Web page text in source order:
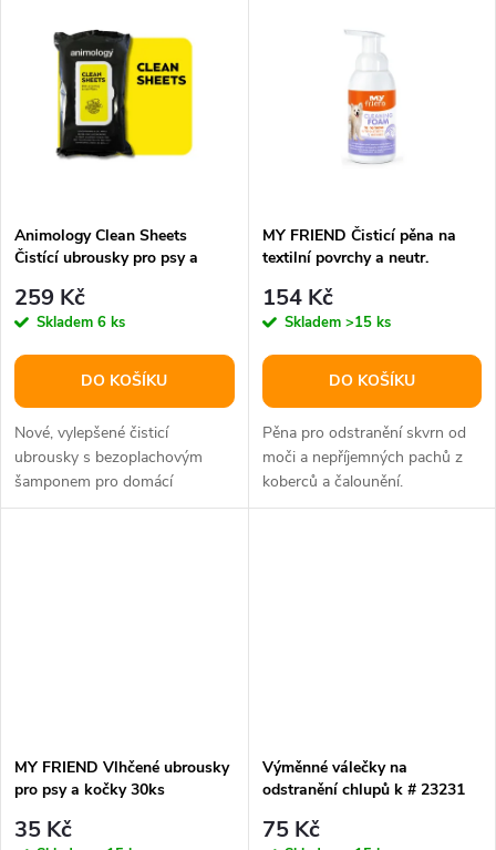
Animology Clean Sheets
Čistící ubrousky pro psy a
259 Kč
Skladem 6 ks
DO KOŠÍKU
Nové, vylepšené čisticí
ubrousky s bezoplachovým
šamponem pro domácí
mazlíčky. Kompostovatelné, bez
MY FRIEND Čisticí pěna na
textilní povrchy a neutr.
154 Kč
Skladem >15 ks
DO KOŠÍKU
Pěna pro odstranění skvrn od
moči a nepříjemných pachů z
koberců a čalounění.
MY FRIEND Vlhčené ubrousky
pro psy a kočky 30ks
35 Kč
Výměnné válečky na
odstranění chlupů k # 23231
75 Kč